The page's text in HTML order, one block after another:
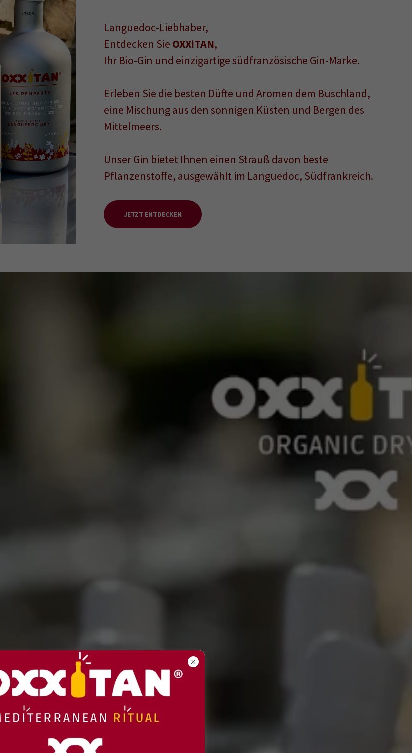
Languedoc-Liebhaber,
Entdecken Sie OXXiTAN,
Ihr Bio-Gin und einzigartige südfranzösische Gin-Marke.
Erleben Sie die besten Düfte und Aromen dem Buschland,
eine Mischung aus den sonnigen Küsten und Bergen des
Mittelmeers.
Unser Gin bietet Ihnen einen Strauß davon beste
Pflanzenstoffe, ausgewählt im Languedoc, Südfrankreich.
JETZT ENTDECKEN